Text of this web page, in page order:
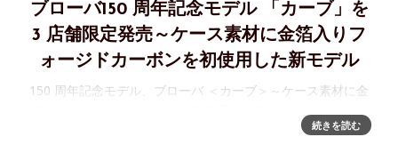
ブローバ150 周年記念モデル 「カーブ」を
3 店舗限定発売～ケース素材に金箔入りフ
ォージドカーボンを初使用した新モデル
150 周年記念モデル、ブローバ ＜カーブ＞～ケース素材に金
発売予定2025 年ブローバは創業150 周年を迎え、150 周年の
続きを読む